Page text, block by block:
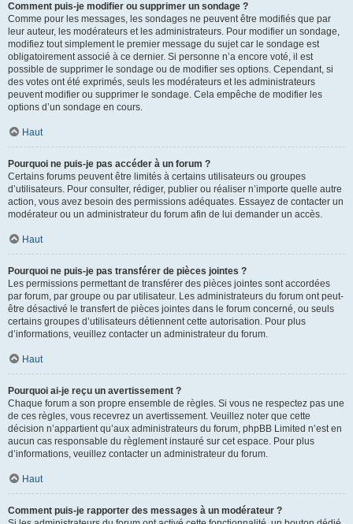
Comment puis-je modifier ou supprimer un sondage ?
Comme pour les messages, les sondages ne peuvent être modifiés que par
leur auteur, les modérateurs et les administrateurs. Pour modifier un sondage,
modifiez tout simplement le premier message du sujet car le sondage est
obligatoirement associé à ce dernier. Si personne n’a encore voté, il est
possible de supprimer le sondage ou de modifier ses options. Cependant, si
des votes ont été exprimés, seuls les modérateurs et les administrateurs
peuvent modifier ou supprimer le sondage. Cela empêche de modifier les
options d’un sondage en cours.
Haut
Pourquoi ne puis-je pas accéder à un forum ?
Certains forums peuvent être limités à certains utilisateurs ou groupes
d’utilisateurs. Pour consulter, rédiger, publier ou réaliser n’importe quelle autre
action, vous avez besoin des permissions adéquates. Essayez de contacter un
modérateur ou un administrateur du forum afin de lui demander un accès.
Haut
Pourquoi ne puis-je pas transférer de pièces jointes ?
Les permissions permettant de transférer des pièces jointes sont accordées
par forum, par groupe ou par utilisateur. Les administrateurs du forum ont peut-
être désactivé le transfert de pièces jointes dans le forum concerné, ou seuls
certains groupes d’utilisateurs détiennent cette autorisation. Pour plus
d’informations, veuillez contacter un administrateur du forum.
Haut
Pourquoi ai-je reçu un avertissement ?
Chaque forum a son propre ensemble de règles. Si vous ne respectez pas une
de ces règles, vous recevrez un avertissement. Veuillez noter que cette
décision n’appartient qu’aux administrateurs du forum, phpBB Limited n’est en
aucun cas responsable du règlement instauré sur cet espace. Pour plus
d’informations, veuillez contacter un administrateur du forum.
Haut
Comment puis-je rapporter des messages à un modérateur ?